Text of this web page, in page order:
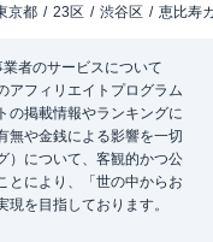
京都 23区 渋谷区 恵比寿
者のサービスについて
アフィリエイトプログラム
の掲載情報やランキングに
無や金銭による影響を一切
）について、客観的かつ公
とにより、「世の中からお
を目指しております。